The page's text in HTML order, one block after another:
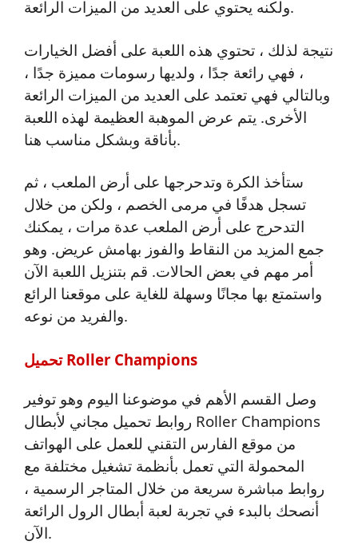
ولكنه يحتوي على العديد من الميزات الرائعة.
نتيجة لذلك ، تحتوي هذه اللعبة على أفضل الخيارات
، فهي رائعة جدًا ، ولديها رسومات مميزة جدًا ،
وبالتالي فهي تعتمد على العديد من الميزات الرائعة
الأخرى. يتم عرض الموهبة العظيمة لهذه اللعبة
بأناقة وبشكل مناسب هنا.
ستأخذ الكرة وتدحرجها على أرض الملعب ، ثم
تسجل هدفًا في مرمى الخصم ، ولكن من خلال
التدحرج على أرض الملعب عدة مرات ، يمكنك
جمع المزيد من النقاط والفوز بهامش عريض. وهو
أمر مهم في بعض الحالات. قم بتنزيل اللعبة الآن
واستمتع بها مجانًا وسهلة للغاية على موقعنا الرائع
والفريد من نوعه.
تحميل Roller Champions
وصل القسم الأهم في موضوعنا اليوم وهو توفير
روابط تحميل مجاني لأبطال Roller Champions
من موقع الفارس التقني للعمل على الهواتف
المحمولة التي تعمل بأنظمة تشغيل مختلفة مع
روابط مباشرة سريعة من خلال المتاجر الرسمية ،
أنصحك بالبدء في تجربة لعبة أبطال الرول الرائعة
الآن.